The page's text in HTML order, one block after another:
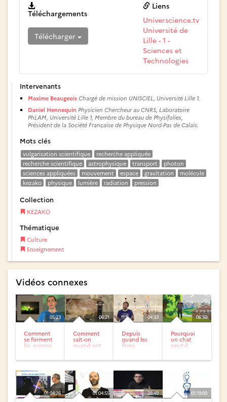
Téléchargements
Télécharger
Liens
Universcience.tv
Université de
Lille - 1 -
Sciences et
Technologies
Intervenants
Maxime Beaugeois Chargé de mission UNISCIEL, Université Lille 1.
Daniel Hennequin Physicien Chercheur au CNRS, Laboratoire
PhLAM, Université Lille 1, Membre du bureau de Physifolies,
Président de la Société Française de Physique Nord-Pas de Calais.
Mots clés
vulgarisation scientifique
recherche appliquée
recherche scientifique
astrophysique transport
photon
sciences appliquées
mouvement espace gravitation
molécule
kezako
physique lumière radiation pression
Collection
KEZAKO
Thématique
Culture
Enseignement
Vidéos connexes
05:23
Comment
se forment
les aurores
06:21
Comment
sait-on
quand ont
04:33
Depuis
quand les
êtres
06:50
Pourquoi
un chat
peut-il
01:04:26 01:04:55 28:49 01:19:00